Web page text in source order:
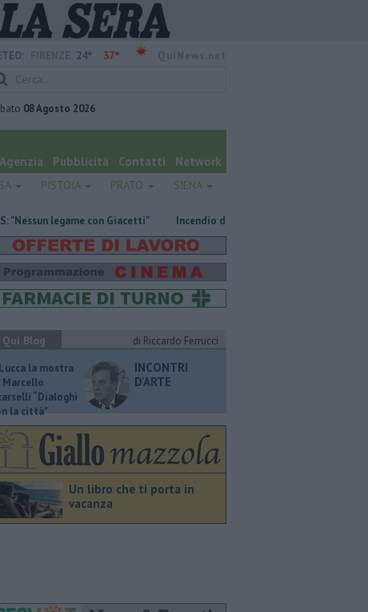
24° 37°
08 Agosto 2026
Agenzia Pubblicità Contatti Network
PISTOIA PRATO SIENA
con Giacetti" Incendio devasta un capannone, parte del tetto
Qui Blog
di Riccardo Ferrucci
la mostra
Marcello
“Dialoghi
la città"
INCONTRI
D'ARTE
Un libro che ti porta in
vacanza